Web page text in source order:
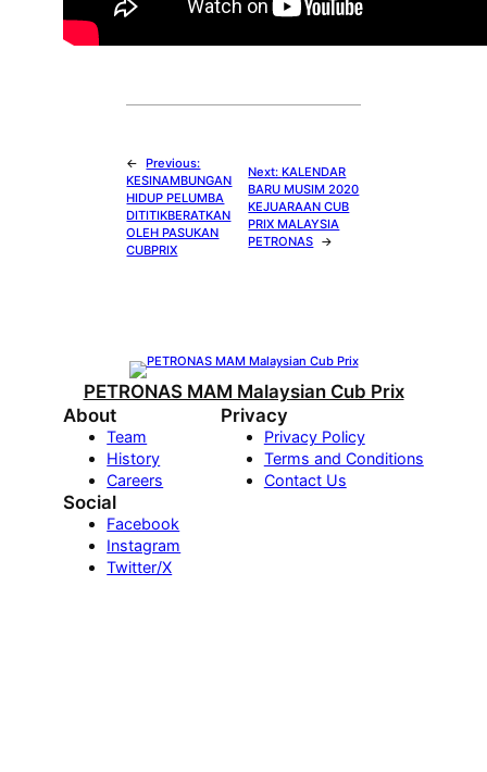
←
Previous:
KESINAMBUNGAN
HIDUP PELUMBA
DITITIKBERATKAN
OLEH PASUKAN
CUBPRIX
Next:KALENDAR
BARU MUSIM 2020
KEJUARAAN CUB
PRIX MALAYSIA
PETRONAS →
PETRONAS MAM Malaysian Cub Prix
About
Team
History
Careers
Privacy
Privacy Policy
Terms and Conditions
Contact Us
Social
Facebook
Instagram
Twitter/X